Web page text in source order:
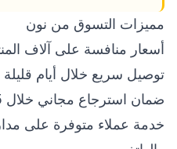
مميزات التسوق من نون
أسعار منافسة على آلاف
توصيل سريع خلال أيام
ضمان استرجاع مجاني خلال 15 يوماً.
خدمة عملاء متوفرة على